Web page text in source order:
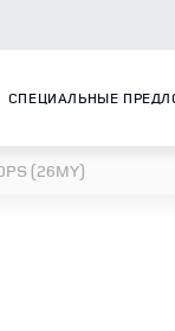
СПЕЦИАЛЬНЫЕ
(26MY)